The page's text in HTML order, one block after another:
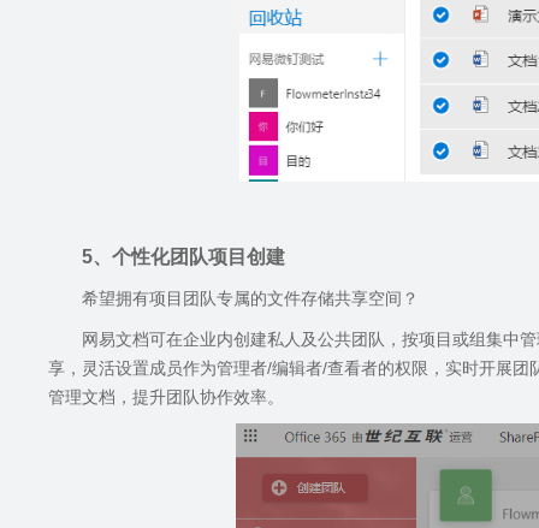
5、个性化团队项目创建
希望拥有项目团队专属的文件存储共享空间？
网易文档可在企业内创建私人及公共团队，按项目或组集中
享，灵活设置成员作为管理者/编辑者/查看者的权限，实时开展团
管理文档，提升团队协作效率。